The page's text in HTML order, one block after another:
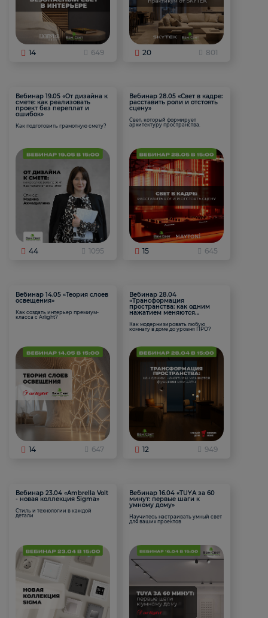
14 649 20 801
Вебинар 19.05 «От дизайна к
смете: как реализовать
проект без переплат и
ошибок»
Как подготовить грамотную смету?
44 1095
Вебинар 28.05 «Свет в кадре:
расставить роли и отстоять
сцену»
Свет, который формирует
архитектуру пространства.
15 645
Вебинар 14.05 «Теория слоев
освещения»
Как создать интерьер премиум-
класса с Arlight?
14 647
Вебинар 28.04
«Трансформация
пространства: как одним
нажатием меняются
Как модернизировать любую
комнату в доме до уровня ПРО?
12 949
Вебинар 23.04 «Ambrella Volt
- новая коллекция Sigma»
Стиль и технологии в каждой
детали
Вебинар 16.04 «TUYA за 60
минут: первые шаги к
умному дому»
Научитесь настраивать умный свет
для ваших проектов